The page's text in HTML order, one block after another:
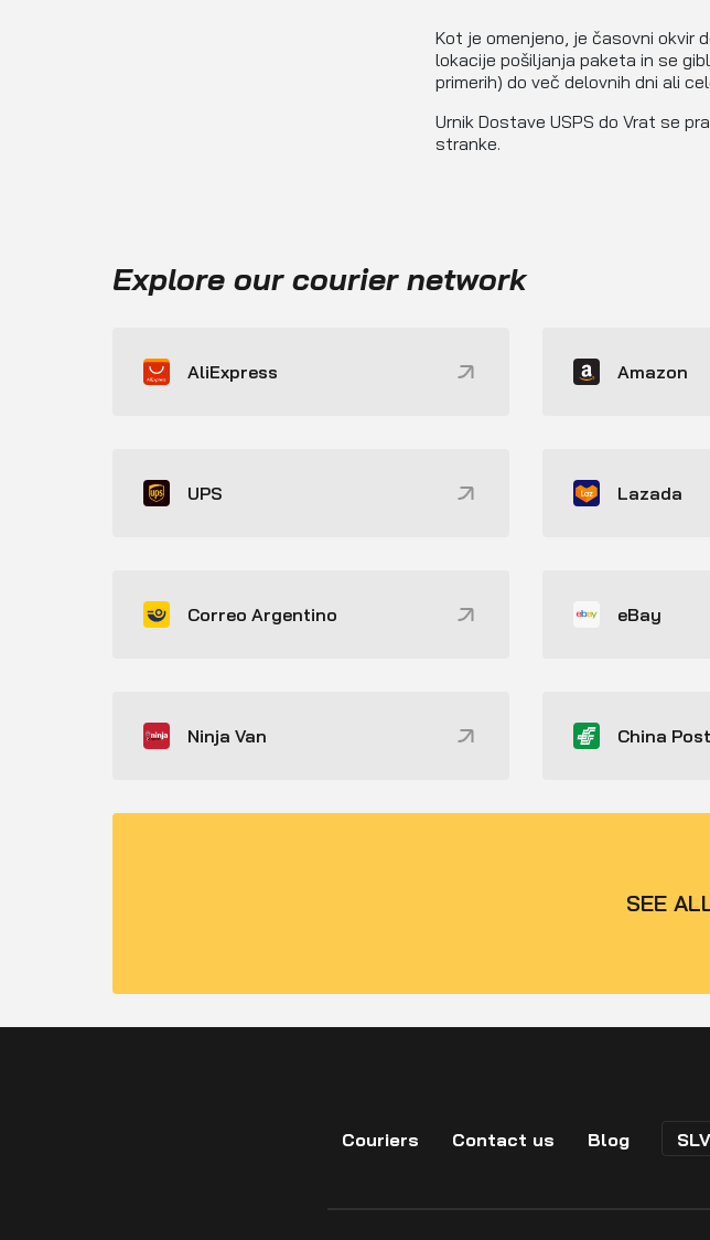
Kot je omenjeno, je časovni okvir
lokacije pošiljanja paketa in se
primerih) do več delovnih dni ali
Urnik Dostave USPS do Vrat se
stranke.
Explore our courier network
AliExpress Amazon
UPS Lazada
Correo Argentino eBay
Ninja Van China Post
SEE
Couriers Contact us Blog SLV